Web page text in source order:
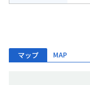
マップ MAP